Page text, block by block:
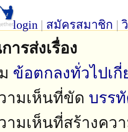
login | สมัครสมาชิก |
รส่งเรื่อง
ข้อตกลงทั่วไปเ
ามเห็นที่ขัด บรร
ามเห็นที่สร้างคว